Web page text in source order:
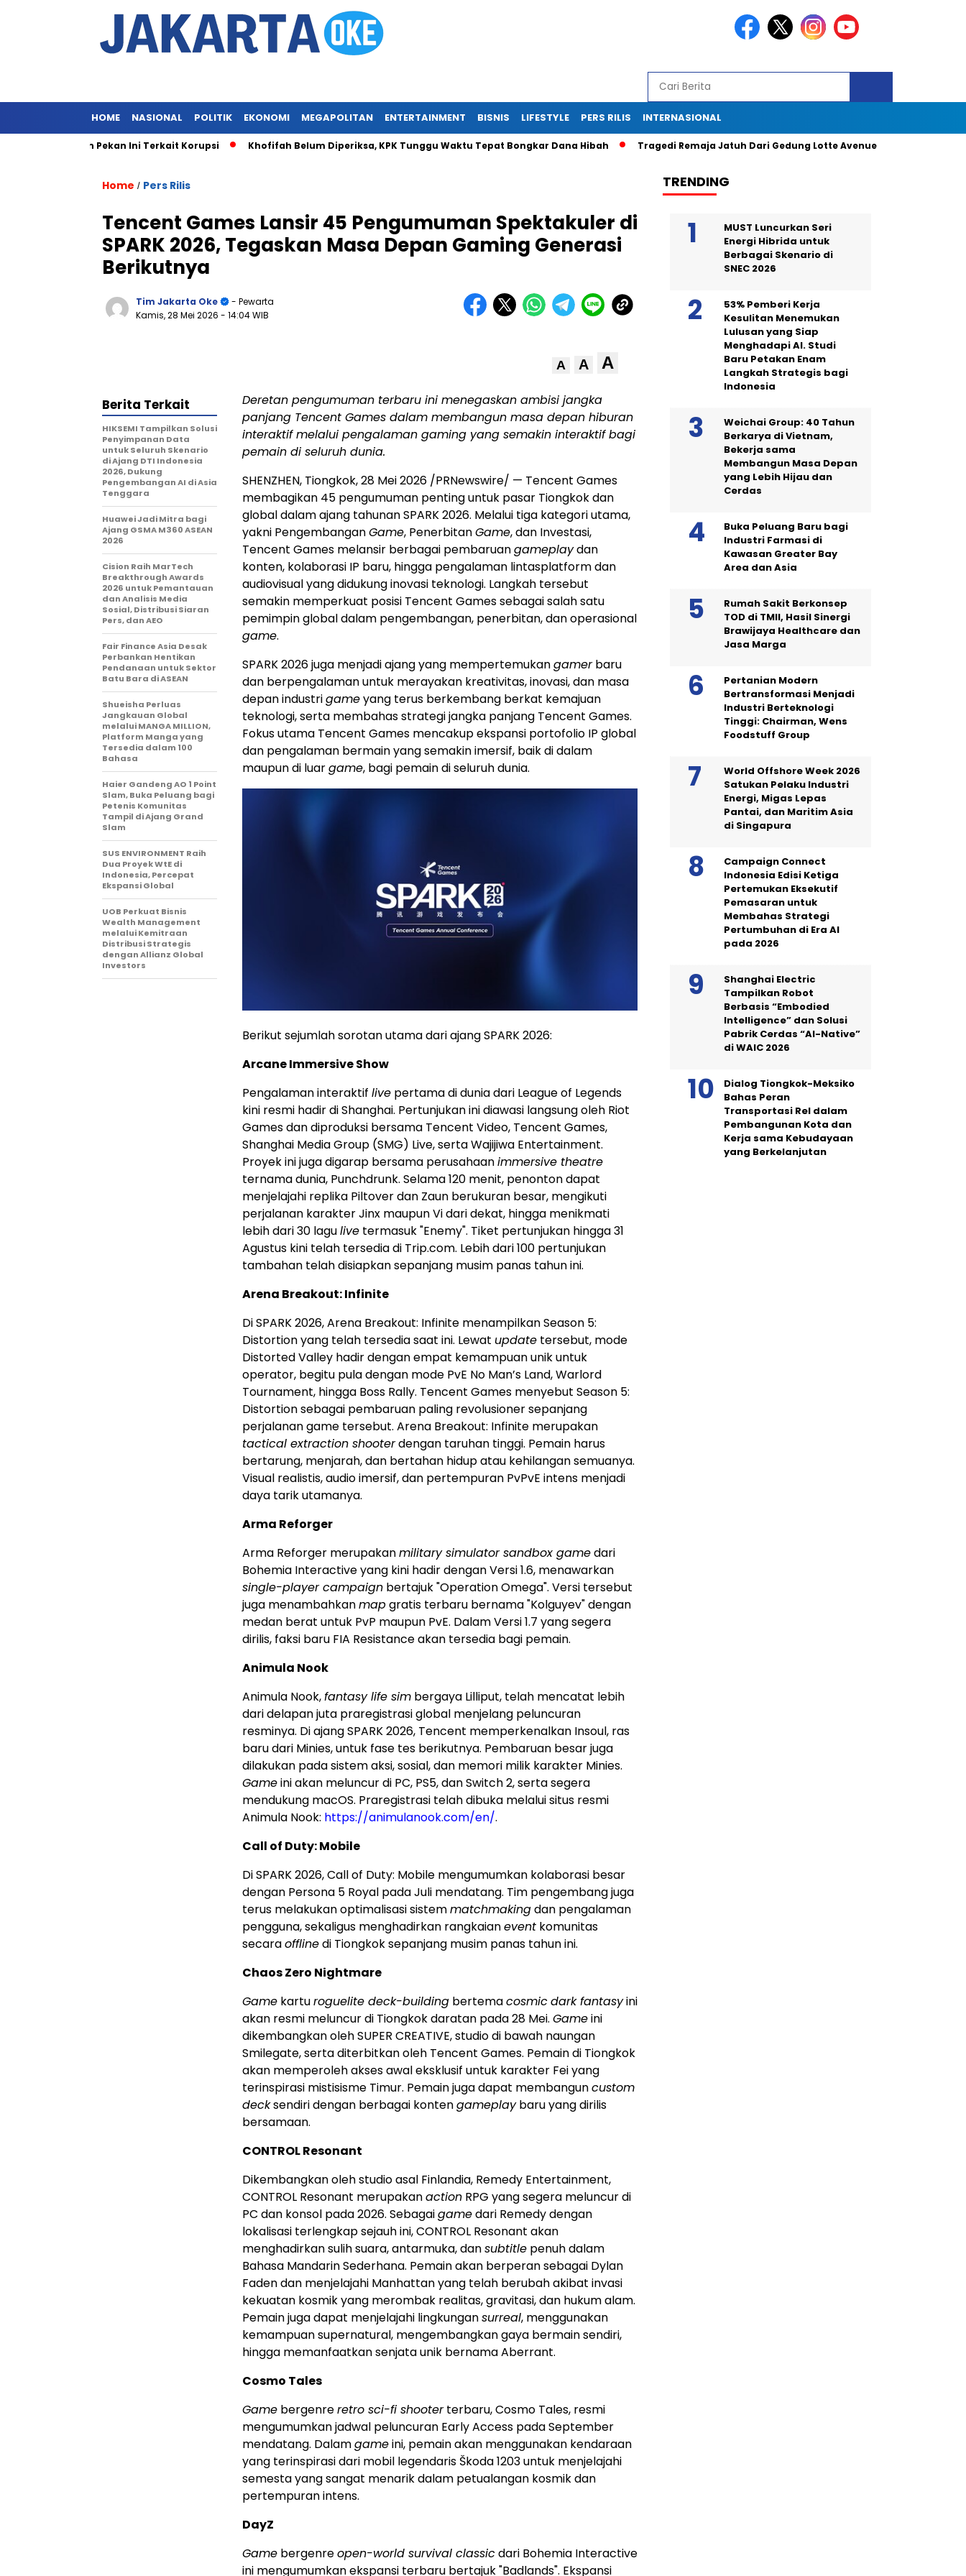
HOME NASIONAL POLITIK EKONOMI MEGAPOLITAN ENTERTAINMENT BISNIS LIFESTYLE PERS RILIS INTERNASIONAL
Khofifah Pekan Ini Terkait Korupsi Khofifah Belum Diperiksa, KPK Tunggu Waktu Tepat Bongkar Dana Hibah Tragedi Remaja Jatuh Dari Gedung Lotte Avenue: Kronologi, Saksi Mata,
Home / Pers Rilis
Tencent Games Lansir 45 Pengumuman Spektakuler di
SPARK 2026, Tegaskan Masa Depan Gaming Generasi
Berikutnya
Tim Jakarta Oke
- Pewarta
Kamis, 28 Mei 2026 - 14:04 WIB
A A A
Deretan pengumuman terbaru ini menegaskan ambisi jangka
panjang Tencent Games dalam membangun masa depan hiburan
interaktif melalui pengalaman gaming yang semakin interaktif bagi
pemain di seluruh dunia.
SHENZHEN, Tiongkok, 28 Mei 2026 /PRNewswire/ — Tencent Games
membagikan 45 pengumuman penting untuk pasar Tiongkok dan
global dalam ajang tahunan SPARK 2026. Melalui tiga kategori utama,
yakni PengembanganGame, PenerbitanGame, dan Investasi,
Tencent Games melansir berbagai pembaruangameplaydan
konten, kolaborasi IP baru, hingga pengalaman lintasplatform dan
audiovisual yang didukung inovasi teknologi. Langkah tersebut
semakin memperkuat posisi Tencent Games sebagai salah satu
pemimpin global dalam pengembangan, penerbitan, dan operasional
game.
SPARK 2026 juga menjadi ajang yang mempertemukangamerbaru
dan berpengalaman untuk merayakan kreativitas, inovasi, dan masa
depan industrigameyang terus berkembang berkat kemajuan
teknologi, serta membahas strategi jangka panjang Tencent Games.
Fokus utama Tencent Games mencakup ekspansi portofolio IP global
dan pengalaman bermain yang semakin imersif, baik di dalam
maupun di luargame, bagi pemain di seluruh dunia.
Berikut sejumlah sorotan utama dari ajang SPARK 2026:
Arcane Immersive Show
Pengalaman interaktif live pertama di dunia dari League of Legends
kini resmi hadir di Shanghai. Pertunjukan ini diawasi langsung oleh Riot
Games dan diproduksi bersama Tencent Video, Tencent Games,
Shanghai Media Group (SMG) Live, serta Wajijiwa Entertainment.
Proyek ini juga digarap bersama perusahaanimmersive theatre
ternama dunia, Punchdrunk. Selama 120 menit, penonton dapat
menjelajahi replika Piltover dan Zaun berukuran besar, mengikuti
perjalanan karakter Jinx maupun Vi dari dekat, hingga menikmati
lebih dari 30 lagulive termasuk "Enemy". Tiket pertunjukan hingga 31
Agustus kini telah tersedia di Trip.com. Lebih dari 100 pertunjukan
tambahan telah disiapkan sepanjang musim panas tahun ini.
Arena Breakout: Infinite
Di SPARK 2026, Arena Breakout: Infinite menampilkan Season 5:
Distortion yang telah tersedia saat ini. Lewat update tersebut, mode
Distorted Valley hadir dengan empat kemampuan unik untuk
operator, begitu pula dengan mode PvE No Man’s Land, Warlord
Tournament, hingga Boss Rally. Tencent Games menyebut Season 5:
Distortion sebagai pembaruan paling revolusioner sepanjang
perjalanan game tersebut. Arena Breakout: Infinite merupakan
tactical extraction shooterdengan taruhan tinggi. Pemain harus
bertarung, menjarah, dan bertahan hidup atau kehilangan semuanya.
Visual realistis, audio imersif, dan pertempuran PvPvE intens menjadi
daya tarik utamanya.
Arma Reforger
Arma Reforger merupakanmilitary simulator sandbox gamedari
Bohemia Interactive yang kini hadir dengan Versi 1.6, menawarkan
single-player campaign bertajuk "Operation Omega". Versi tersebut
juga menambahkanmapgratis terbaru bernama "Kolguyev" dengan
medan berat untuk PvP maupun PvE. Dalam Versi 1.7 yang segera
dirilis, faksi baru FIA Resistance akan tersedia bagi pemain.
Animula Nook
Animula Nook,fantasy life sim bergaya Lilliput, telah mencatat lebih
dari delapan juta praregistrasi global menjelang peluncuran
resminya. Di ajang SPARK 2026, Tencent memperkenalkan Insoul, ras
baru dari Minies, untuk fase tes berikutnya. Pembaruan besar juga
dilakukan pada sistem aksi, sosial, dan memori milik karakter Minies.
Gameini akan meluncur di PC, PS5, dan Switch 2, serta segera
mendukung macOS. Praregistrasi telah dibuka melalui situs resmi
Animula Nook: https://animulanook.com/en/.
Call of Duty: Mobile
Di SPARK 2026, Call of Duty: Mobile mengumumkan kolaborasi besar
dengan Persona 5 Royal pada Juli mendatang. Tim pengembang juga
terus melakukan optimalisasi sistemmatchmakingdan pengalaman
pengguna, sekaligus menghadirkan rangkaianevent komunitas
secaraofflinedi Tiongkok sepanjang musim panas tahun ini.
Chaos Zero Nightmare
Game karturoguelite deck-building bertemacosmicdark fantasyini
akan resmi meluncur di Tiongkok daratan pada 28 Mei. Gameini
dikembangkan oleh SUPER CREATIVE, studio di bawah naungan
Smilegate, serta diterbitkan oleh Tencent Games. Pemain di Tiongkok
akan memperoleh akses awal eksklusif untuk karakter Fei yang
terinspirasi mistisisme Timur. Pemain juga dapat membanguncustom
decksendiri dengan berbagai kontengameplaybaru yang dirilis
bersamaan.
CONTROL Resonant
Dikembangkan oleh studio asal Finlandia, Remedy Entertainment,
CONTROL Resonant merupakanaction RPG yang segera meluncur di
PC dan konsol pada 2026. Sebagaigamedari Remedy dengan
lokalisasi terlengkap sejauh ini, CONTROL Resonant akan
menghadirkan sulih suara, antarmuka, dansubtitle penuh dalam
Bahasa Mandarin Sederhana. Pemain akan berperan sebagai Dylan
Faden dan menjelajahi Manhattan yang telah berubah akibat invasi
kekuatan kosmik yang merombak realitas, gravitasi, dan hukum alam.
Pemain juga dapat menjelajahi lingkungansurreal, menggunakan
kemampuan supernatural, mengembangkan gaya bermain sendiri,
hingga memanfaatkan senjata unik bernama Aberrant.
Cosmo Tales
Game bergenreretro sci-fi shooterterbaru, Cosmo Tales, resmi
mengumumkan jadwal peluncuran Early Access pada September
mendatang. Dalamgameini, pemain akan menggunakan kendaraan
yang terinspirasi dari mobil legendaris Škoda 1203 untuk menjelajahi
semesta yang sangat menarik dalam petualangan kosmik dan
pertempuran intens.
DayZ
Game bergenreopen-world survival classicdari Bohemia Interactive
ini mengumumkan ekspansi terbaru bertajuk "Badlands". Ekspansi
Berita Terkait
HIKSEMI Tampilkan Solusi
Penyimpanan Data
untuk Seluruh Skenario
di Ajang DTI Indonesia
2026, Dukung
Pengembangan AI di Asia
Tenggara
Huawei Jadi Mitra bagi
Ajang GSMA M360 ASEAN
2026
Cision Raih MarTech
Breakthrough Awards
2026 untuk Pemantauan
dan Analisis Media
Sosial, Distribusi Siaran
Pers, dan AEO
Fair Finance Asia Desak
Perbankan Hentikan
Pendanaan untuk Sektor
Batu Bara di ASEAN
Shueisha Perluas
Jangkauan Global
melalui MANGA MILLION,
Platform Manga yang
Tersedia dalam 100
Bahasa
Haier Gandeng AO 1 Point
Slam, Buka Peluang bagi
Petenis Komunitas
Tampil di Ajang Grand
Slam
SUS ENVIRONMENT Raih
Dua Proyek WtE di
Indonesia, Percepat
Ekspansi Global
UOB Perkuat Bisnis
Wealth Management
melalui Kemitraan
Distribusi Strategis
dengan Allianz Global
Investors
TRENDING
MUST Luncurkan Seri
Energi Hibrida untuk
Berbagai Skenario di
SNEC 2026
53% Pemberi Kerja
Kesulitan Menemukan
Lulusan yang Siap
Menghadapi AI. Studi
Baru Petakan Enam
Langkah Strategis bagi
Indonesia
Weichai Group: 40 Tahun
Berkarya di Vietnam,
Bekerja sama
Membangun Masa Depan
yang Lebih Hijau dan
Cerdas
Buka Peluang Baru bagi
Industri Farmasi di
Kawasan Greater Bay
Area dan Asia
Rumah Sakit Berkonsep
TOD di TMII, Hasil Sinergi
Brawijaya Healthcare dan
Jasa Marga
Pertanian Modern
Bertransformasi Menjadi
Industri Berteknologi
Tinggi: Chairman, Wens
Foodstuff Group
World Offshore Week 2026
Satukan Pelaku Industri
Energi, Migas Lepas
Pantai, dan Maritim Asia
di Singapura
Campaign Connect
Indonesia Edisi Ketiga
Pertemukan Eksekutif
Pemasaran untuk
Membahas Strategi
Pertumbuhan di Era AI
pada 2026
Shanghai Electric
Tampilkan Robot
Berbasis “Embodied
Intelligence” dan Solusi
Pabrik Cerdas “AI-Native”
di WAIC 2026
Dialog Tiongkok-Meksiko
Bahas Peran
Transportasi Rel dalam
Pembangunan Kota dan
Kerja sama Kebudayaan
yang Berkelanjutan